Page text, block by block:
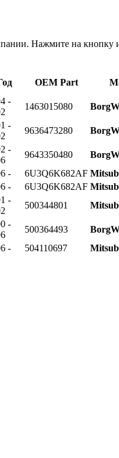
Нажмите на кнопку
OEM Part
-
1463015080
-
9636473280
-
9643350480
- 6U3Q6K682AF
- 6U3Q6K682AF
-
500344801
-
500364493
- 504110697